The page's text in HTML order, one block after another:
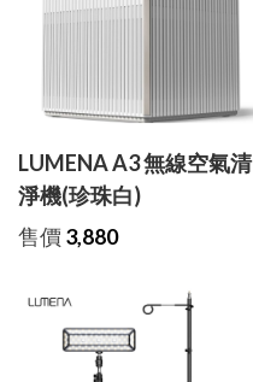
LUMENA A3 無線空氣清
淨機(珍珠白)
售價 3,880